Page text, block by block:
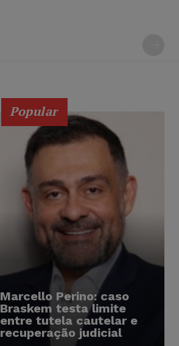
Popular
Marcello Perino: caso
Braskem testa limite
entre tutela cautelar e
recuperação judicial